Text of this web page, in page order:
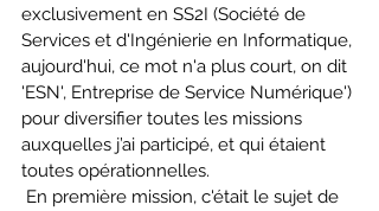
exclusivement en SS2I (Société de
Services et d'Ingénierie en Informatique,
aujourd'hui, ce mot n'a plus court, on dit
'ESN', Entreprise de Service Numérique')
pour diversifier toutes les missions
auxquelles j’ai participé, et qui étaient
toutes opérationnelles.